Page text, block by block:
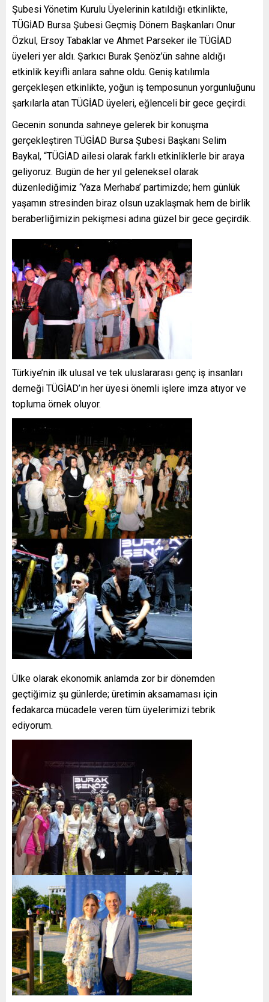
Şubesi Yönetim Kurulu Üyelerinin katıldığı etkinlikte,
TÜGİAD Bursa Şubesi Geçmiş Dönem Başkanları Onur
Özkul, Ersoy Tabaklar ve Ahmet Parseker ile TÜGİAD
üyeleri yer aldı. Şarkıcı Burak Şenöz’ün sahne aldığı
etkinlik keyifli anlara sahne oldu. Geniş katılımla
gerçekleşen etkinlikte, yoğun iş temposunun yorgunluğunu
şarkılarla atan TÜGİAD üyeleri, eğlenceli bir gece geçirdi.
Gecenin sonunda sahneye gelerek bir konuşma
gerçekleştiren TÜGİAD Bursa Şubesi Başkanı Selim
Baykal, “TÜGİAD ailesi olarak farklı etkinliklerle bir araya
geliyoruz. Bugün de her yıl geleneksel olarak
düzenlediğimiz ‘Yaza Merhaba’ partimizde; hem günlük
yaşamın stresinden biraz olsun uzaklaşmak hem de birlik
beraberliğimizin pekişmesi adına güzel bir gece geçirdik.
Türkiye’nin ilk ulusal ve tek uluslararası genç iş insanları
derneği TÜGİAD’ın her üyesi önemli işlere imza atıyor ve
topluma örnek oluyor.
Ülke olarak ekonomik anlamda zor bir dönemden
geçtiğimiz şu günlerde; üretimin aksamaması için
fedakarca mücadele veren tüm üyelerimizi tebrik
ediyorum.